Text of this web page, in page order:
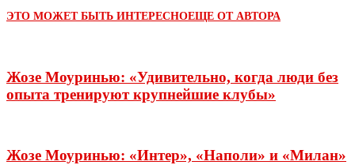
ЭТО МОЖЕТ БЫТЬ ИНТЕРЕСНОЕЩЕ ОТ АВТОРА
Жозе Моуринью: «Удивительно, когда люди без
опыта тренируют крупнейшие клубы»
Жозе Моуринью: «Интер», «Наполи» и «Милан»